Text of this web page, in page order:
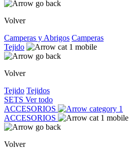
Volver
Camperas y Abrigos Camperas
Tejido
Volver
Tejido Tejidos
SETS Ver todo
ACCESORIOS
ACCESORIOS
Volver